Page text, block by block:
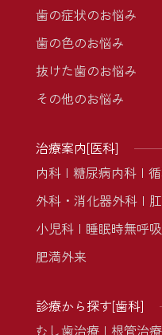
歯の症状のお悩み
歯の色のお悩み
抜けた歯のお悩み
その他のお悩み
治療案内[医科]
内科
糖尿病内科
外科・消化器外科
小児科
睡眠時無呼
肥満外来
診療から探す[歯科]
むし歯治療
根管治療